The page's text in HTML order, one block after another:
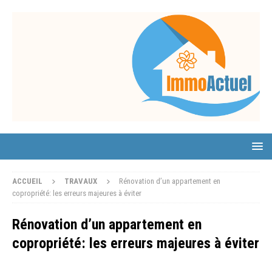
ACCUEIL TRAVAUX
Rénovation d’un appartement en
copropriété: les erreurs majeures à éviter
Rénovation d’un appartement en
copropriété: les erreurs majeures à éviter